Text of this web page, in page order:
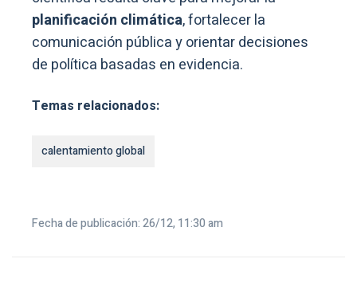
planificación climática, fortalecer la
comunicación pública y orientar decisiones
de política basadas en evidencia.
Temas relacionados:
calentamiento global
Fecha de publicación: 26/12, 11:30 am